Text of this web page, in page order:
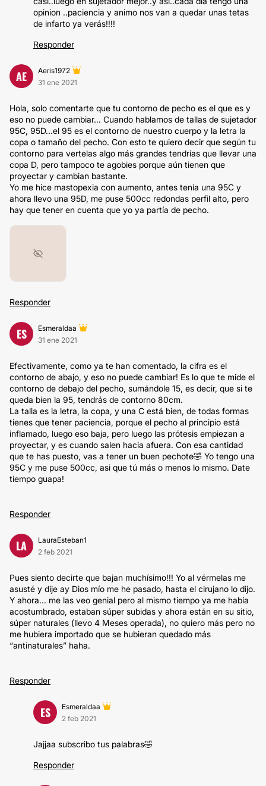
opinion ..paciencia y animo nos van a quedar unas tetas
de infarto ya verás!!!!
Responder
AE
Aeris1972
31 ene 2021
Hola, solo comentarte que tu contorno de pecho es el que es y
eso no puede cambiar... Cuando hablamos de tallas de sujetador
95C, 95D...el 95 es el contorno de nuestro cuerpo y la letra la
copa o tamaño del pecho. Con esto te quiero decir que según tu
contorno para vertelas algo más grandes tendrías que llevar una
copa D, pero tampoco te agobies porque aún tienen que
proyectar y cambian bastante.
Yo me hice mastopexia con aumento, antes tenía una 95C y
ahora llevo una 95D, me puse 500cc redondas perfil alto, pero
hay que tener en cuenta que yo ya partía de pecho.
Responder
ES
Esmeraldaa
31 ene 2021
Efectivamente, como ya te han comentado, la cifra es el
contorno de abajo, y eso no puede cambiar! Es lo que te mide el
contorno de debajo del pecho, sumándole 15, es decir, que si te
queda bien la 95, tendrás de contorno 80cm.
La talla es la letra, la copa, y una C está bien, de todas formas
tienes que tener paciencia, porque el pecho al principio está
inflamado, luego eso baja, pero luego las prótesis empiezan a
proyectar, y es cuando salen hacia afuera. Con esa cantidad
que te has puesto, vas a tener un buen pechote🤣 Yo tengo una
95C y me puse 500cc, asi que tú más o menos lo mismo. Date
tiempo guapa!
Responder
LA
LauraEsteban1
2 feb 2021
Pues siento decirte que bajan muchísimo!!! Yo al vérmelas me
asusté y dije ay Dios mío me he pasado, hasta el cirujano lo dijo.
Y ahora... me las veo genial pero al mismo tiempo ya me había
acostumbrado, estaban súper subidas y ahora están en su sitio,
súper naturales (llevo 4 Meses operada), no quiero más pero no
me hubiera importado que se hubieran quedado más
“antinaturales” haha.
Responder
ES
Esmeraldaa
2 feb 2021
Jajjaa subscribo tus palabras🤣
Responder